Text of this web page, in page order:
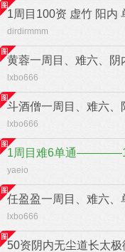
1周目100资 虚竹 阳内
dirdirmmm
黄蓉一周目、难六、阴
lxbo666
斗酒僧一周目、难六、
lxbo666
1周目难6单通————1
yaeio
任盈盈一周目、难六、
lxbo666
50资阴内无尘道长太极